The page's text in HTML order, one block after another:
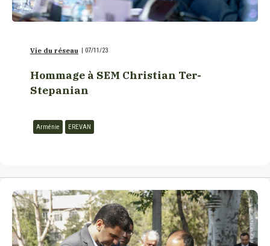
Vie du réseau | 07/11/23
Hommage à SEM Christian Ter-
Stepanian
Arménie EREVAN